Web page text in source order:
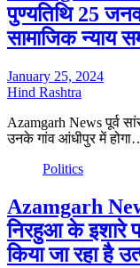
पुण्यतिथि 25
सामाजिक न्याय
January 25, 2024
Hind Rashtra
Azamgarh News पूर्व
उनके गांव आंधीपुर में
Politics
Azamgarh
निरहुआ के इशारे
किया जा रहा है